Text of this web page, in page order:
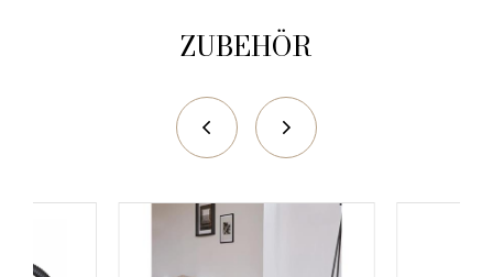
ZUBEHÖR